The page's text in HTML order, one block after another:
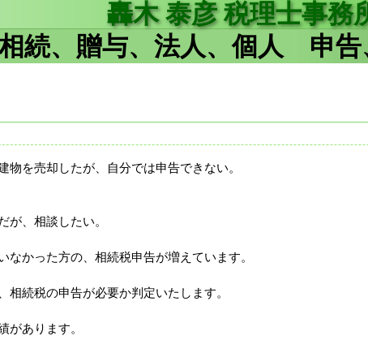
轟木 泰彦 税理士事務
続、贈与、法人、個人 申
物を売却したが、自分では申告できない。
が、相談したい。
なかった方の、相続税申告が増えています。
相続税の申告が必要か判定いたします。
があります。